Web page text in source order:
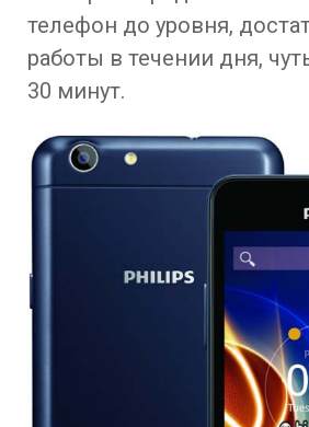
телефон до уровня,
работы в течении дня,
30 минут.